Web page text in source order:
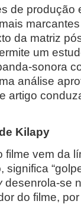
de produção
da matriz
um
sonora
análise
artigo
Kilapy
filme vem da
desenrola-se
do filme,